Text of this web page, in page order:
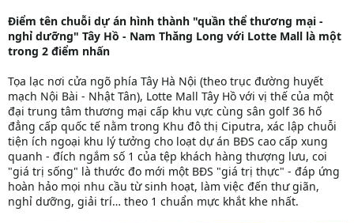
Điểm tên chuỗi dự án hình thành "quần thể thương mại -
nghỉ dưỡng" Tây Hồ - Nam Thăng Long với Lotte Mall là một
trong 2 điểm nhấn
Tọa lạc nơi cửa ngõ phía Tây Hà Nội (theo trục đường huyết
mạch Nội Bài - Nhật Tân), Lotte Mall Tây Hồ với vị thế của một
đại trung tâm thương mại cấp khu vực cùng sân golf 36 hố
đẳng cấp quốc tế nằm trong Khu đô thị Ciputra, xác lập chuỗi
tiện ích ngoại khu lý tưởng cho loạt dự án BĐS cao cấp xung
quanh - đích ngắm số 1 của tệp khách hàng thượng lưu, coi
"giá trị sống" là thước đo mới một BĐS "giá trị thực" - đáp ứng
hoàn hảo mọi nhu cầu từ sinh hoạt, làm việc đến thư giãn,
nghỉ dưỡng, giải trí… theo 1 chuẩn mực khắt khe nhất.